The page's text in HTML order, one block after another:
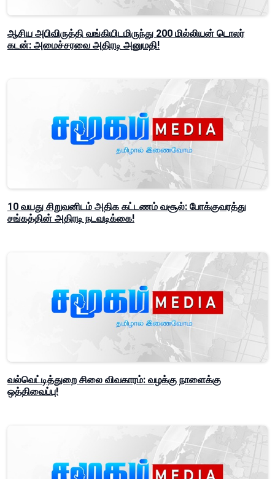
ஆசிய அபிவிருத்தி வங்கியிடமிருந்து 200 மில்லியன் டொலர்
கடன்: அமைச்சரவை அதிரடி அனுமதி!
10 வயது சிறுவனிடம் அதிக கட்டணம் வசூல்: போக்குவரத்து
சங்கத்தின் அதிரடி நடவடிக்கை!
வல்வெட்டித்துறை சிலை விவகாரம்: வழக்கு நாளைக்கு
ஒத்திவைப்பு!